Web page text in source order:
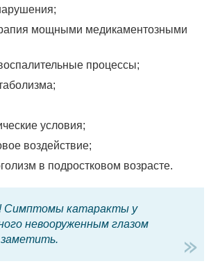
мощными медикаментозными
процессы;
условия;
воздействие;
в подростковом возрасте.
катаракты у
невооруженным глазом